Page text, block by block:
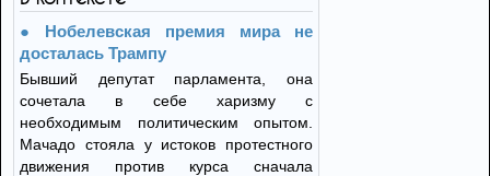
Нобелевская премия мира не
досталась Трампу
Бывший депутат парламента, она
сочетала в себе харизму с
необходимым политическим опытом.
Мачадо стояла у истоков протестного
движения против курса сначала